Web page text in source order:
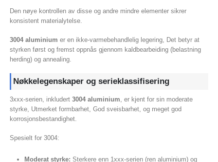
Den nøye kontrollen av disse og andre mindre elementer sikrer
konsistent materialytelse.
3004 aluminium er en ikke-varmebehandlelig legering, Det betyr at
styrken først og fremst oppnås gjennom kaldbearbeiding (belastning
herding) og annealing.
Nøkkelegenskaper og serieklassifisering
3xxx-serien, inkludert 3004 aluminium, er kjent for sin moderate
styrke, Utmerket formbarhet, God sveisbarhet, og meget god
korrosjonsbestandighet.
Spesielt for 3004:
Moderat styrke: Sterkere enn 1xxx-serien (ren aluminium) og